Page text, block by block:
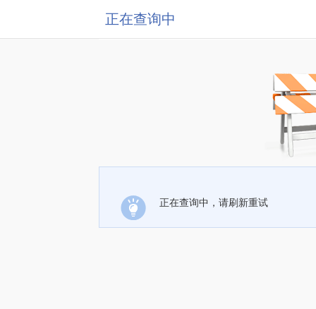
正在查询中
正在查询中，请刷新重试